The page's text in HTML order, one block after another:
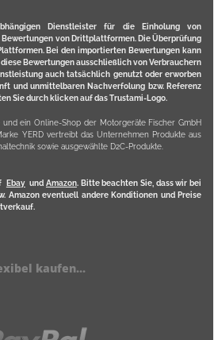
Dienstleister für die Einholung von
von Drittplattformen. Die Überprüfung
Bei den importierten Bewertungen kann
Bewertungen ausschließlich von Verbrauchern
auch tatsächlich genutzt oder erworben
und unmittelbaren Nachverfolung bzw. Referenz
Sie durch klicken auf das Trustami-Logo.
ein Online-Shop der Motorgeräte Fischer GmbH
YERD vertreibt das Unternehmen Produkte aus
sowie ausgewählte D2C-Produkte.
Ebayund Amazon. Bitte beachten Sie, dass wir bei
Amazon eventuell andere Konditionen und Preise
kaufen...